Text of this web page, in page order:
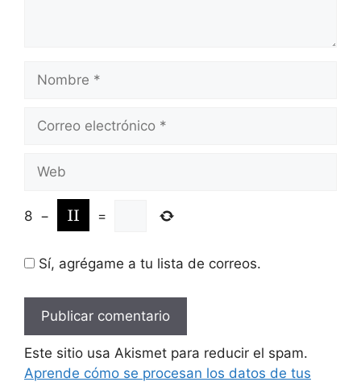
electrónico
8 − =
Sí, agrégame a tu lista de correos.
Este sitio usa Akismet para reducir el spam.
Aprende cómo se procesan los datos de tus